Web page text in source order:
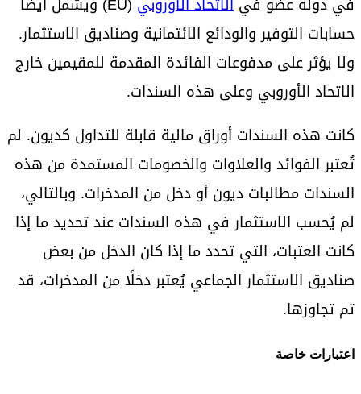
حسابات التوفير والودائع الائتمانية وصناديق الاستثمار.
ولا يؤثر على مدفوعات الفائدة المقدمة للمقيمين خارج
الاتحاد الأوروبي وعلى هذه السندات.
كانت هذه السندات أوراق مالية قابلة للتداول كديون. لم
تُعتبر الفوائد والعلاوات والخصومات المستمدة من هذه
السندات مطالبات ديون أو دخل من المدخرات. وبالتالي،
لم يُحسب الاستثمار في هذه السندات عند تحديد ما إذا
كانت العتبات، التي تحدد ما إذا كان الدخل من بعض
صناديق الاستثمار الجماعي يُعتبر دخلًا من المدخرات، قد
تم تجاوزها.
اعتبارات خاصة